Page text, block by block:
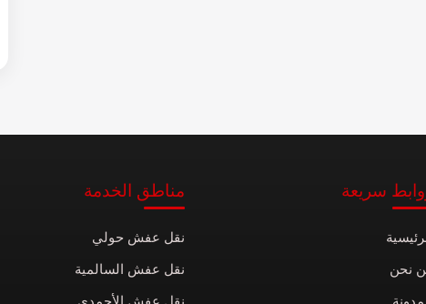
سريعة
نحن
مناطق الخدمة
نقل عفش حولي
نقل عفش السالمية
نقل عفش الأحمدي